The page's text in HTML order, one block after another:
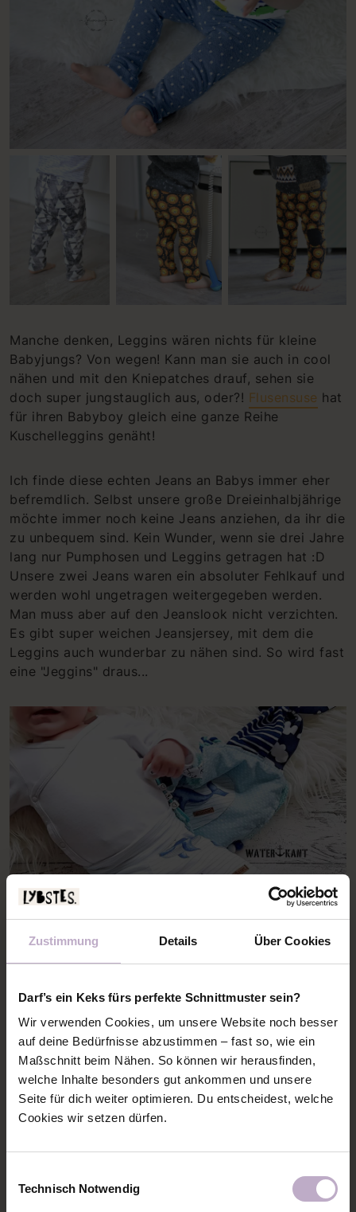
Zustimmung Details Über Cookies
Darf’s ein Keks fürs perfekte Schnittmuster sein?
Wir verwenden Cookies, um unsere Website noch besser
auf deine Bedürfnisse abzustimmen – fast so, wie ein
Maßschnitt beim Nähen. So können wir herausfinden,
welche Inhalte besonders gut ankommen und unsere
Seite für dich weiter optimieren. Du entscheidest, welche
Cookies wir setzen dürfen.
Technisch Notwendig
Manche denken, Leggins wären nichts für kleine
Babyjungs? Von wegen! Kann man sie auch in cool
nähen und mit den Kniepatches drauf, sehen sie
doch super jungstauglich aus, oder?! Flusensuse hat
für ihren Babyboy gleich eine ganze Reihe
Kuschelleggins genäht!
Ich finde diese echten Jeans an Babys immer eher
befremdlich. Selbst unsere große Dreieinhalbjährige
möchte immer noch keine Jeans anziehen, da ihr die
zu unbequem sind. Kein Wunder, wenn sie drei Jahre
lang nur Pumphosen und Leggins getragen hat :D
Unsere zwei Jeans waren ein absoluter Fehlkauf und
werden wohl ungetragen weitergegeben werden.
Man muss aber auf den Jeanslook nicht verzichten.
Es gibt super weichen Jeansjersey, mit dem die
Leggins auch wunderbar zu nähen sind. So wird fast
eine "Jeggins" draus...
Dieses Bild mag ich einfach zu gerne! Diese kleinen
Beinchen und Nackedeifüße. Die Leggins ist von
WaterKantgenäht, natürlich im maritimen Look!